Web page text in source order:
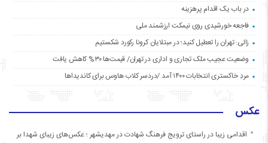
در باب یک اقدام پرهزینه
فاجعه خورشیدی روی نیمکت ارزشمند ملی
زالی: تهران را تعطیل کنید؛ در مبتلایان کرونا رکورد شکستیم
وضعیت عجیب ملک تجاری و اداری در تهران/ قیمت‌ها ۳۰% کاهش یافت
مردِ خاکستری انتخابات ۱۴۰۰ آمد /دردسر کلاب هاوس برای کاندیداها
عکس
اقدامی زیبا در راستای ترویج فرهنگ شهادت در مهدیشهر ؛ عکس‌های زیبای شهدا بر